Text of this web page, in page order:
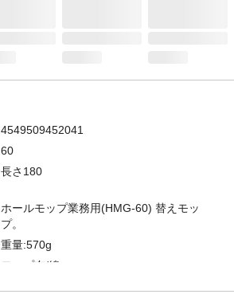
4549509452041
60
長さ180
ホールモップ業務用(HMG-60) 替えモッ
プ。
重量:570g
モップ布/綿